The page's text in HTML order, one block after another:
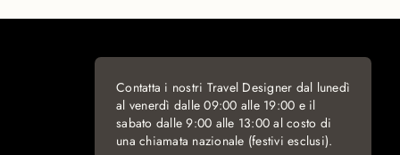
Contatta i nostri Travel Designer dal lunedì
al venerdì dalle 09:00 alle 19:00 e il
sabato dalle 9:00 alle 13:00 al costo di
una chiamata nazionale (festivi esclusi).